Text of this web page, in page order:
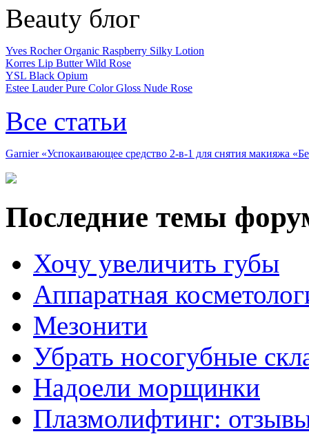
Beauty блог
Yves Rocher Organic Raspberry Silky Lotion
Korres Lip Butter Wild Rose
YSL Black Opium
Estee Lauder Pure Color Gloss Nude Rose
Все статьи
Garnier «Успокаивающее средство 2-в-1 для снятия макияжа
Последние темы
Хочу увеличить губы
Аппаратная
Мезонити
Убрать носогубные
Надоели морщинки
Плазмолифтинг: